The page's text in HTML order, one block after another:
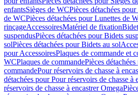
enfantsSièges de WCPièces détachées
de WCPièces détachées pour Lunettes de
rinçageAccessoiresMatériel de fixation
suspendusPièces détachées pour Bidets
solPièces détachées pour Bidets au sol
pour AccessoiresPlaques de commande et
WCPlaques de commandePièces
commandePour réservoirs de chasse à
détachées pour Pour réservoirs de chasse à
réservoirs de chasse à encastrer Omega